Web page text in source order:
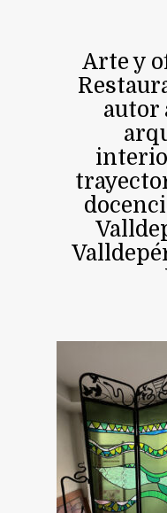
Arte y
autor